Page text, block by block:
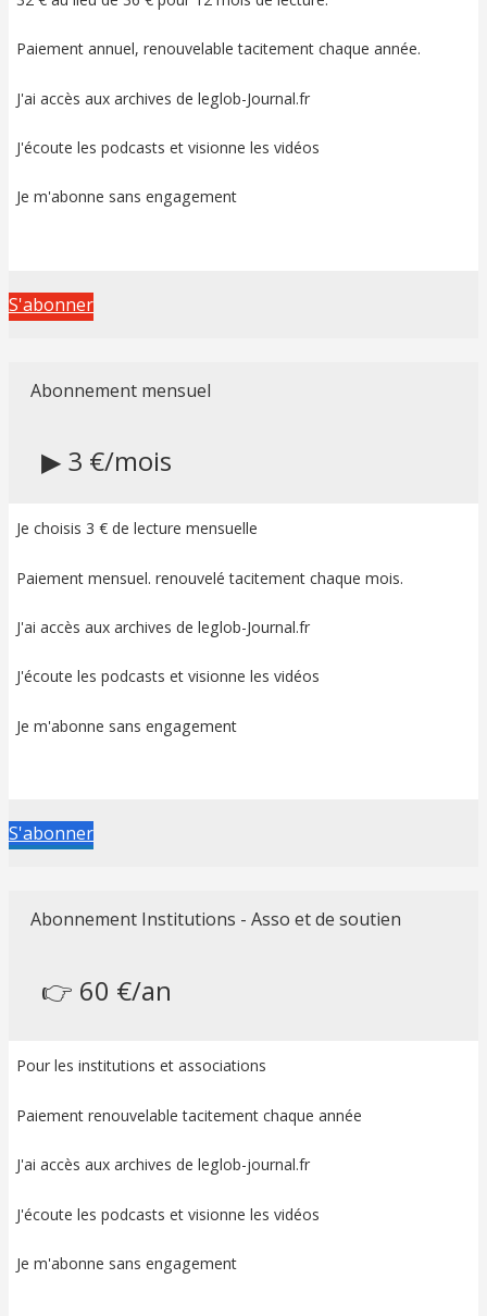
Paiement annuel, renouvelable tacitement chaque année.
J'ai accès aux archives de leglob-Journal.fr
J'écoute les podcasts et visionne les vidéos
Je m'abonne sans engagement
S'abonner
Abonnement mensuel
▶ 3 €/mois
Je choisis 3 € de lecture mensuelle
Paiement mensuel. renouvelé tacitement chaque mois.
J'ai accès aux archives de leglob-Journal.fr
J'écoute les podcasts et visionne les vidéos
Je m'abonne sans engagement
S'abonner
Abonnement Institutions - Asso et de soutien
👉 60 €/an
Pour les institutions et associations
Paiement renouvelable tacitement chaque année
J'ai accès aux archives de leglob-journal.fr
J'écoute les podcasts et visionne les vidéos
Je m'abonne sans engagement